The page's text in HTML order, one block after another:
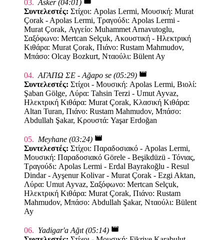
03. Asker (04:01)
Συντελεστές: Στίχοι: Apolas Lermi, Μουσική: Murat
Çorak - Apolas Lermi, Τραγούδι: Apolas Lermi -
Murat Çorak, Αγγείο: Muhammet Arnavutoglu,
Σαξόφωνο: Mertcan Selçuk, Ακουστική - Ηλεκτρική
Κιθάρα: Murat Çorak, Πιάνο: Rustam Mahmudov,
Μπάσο: Olcay Bozkurt, Νταούλι: Bülent Ay
04. ΑΓΑΠΩ ΣΕ - Ağapo se (05:29) movie
Συντελεστές: Στίχοι - Μουσική: Apolas Lermi, Βιολί:
Şaban Gölge, Λύρα: Tahsin Terzi - Umut Ayvaz,
Ηλεκτρική Κιθάρα: Murat Çorak, Κλασική Κιθάρα:
Altan Turan, Πιάνο: Rustam Mahmudov, Μπάσο:
Abdullah Şakar, Κρουστά: Yaşar Erdoğan
05. Meyhane (03:24) movie
Συντελεστές: Στίχοι: Παραδοσιακό - Apolas Lermi,
Μουσική: Παραδοσιακό Görele - Beşikdüzü - Τόνιας,
Τραγούδι: Apolas Lermi - Erdal Bayrakoğlu - Resul
Dindar - Ayşenur Kolivar - Murat Çorak - Ezgi Aktan,
Λύρα: Umut Ayvaz, Σαξόφωνο: Mertcan Selçuk,
Ηλεκτρική Κιθάρα: Murat Çorak, Πιάνο: Rustam
Mahmudov, Μπάσο: Abdullah Şakar, Νταούλι: Bülent
Ay
06. Yadigar'a Ağıt (05:14) movie